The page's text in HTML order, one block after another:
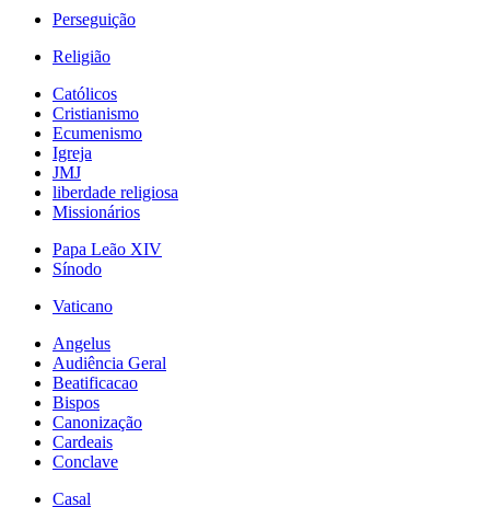
Perseguição
Religião
Católicos
Cristianismo
Ecumenismo
Igreja
JMJ
liberdade religiosa
Missionários
Papa Leão XIV
Sínodo
Vaticano
Angelus
Audiência Geral
Beatificacao
Bispos
Canonização
Cardeais
Conclave
Casal